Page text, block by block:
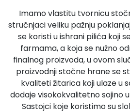
Imamo vlastitu tvornicu
stručnjaci veliku pažnju
se koristi u ishrani pilića koji
farmama, a koja se nužno
finalnog proizvoda, u ovom
proizvodnji stočne hrane se
kvaliteti žitarica koji ulaze u
dodaje visokokvalitetno sojino
Sastojci koje koristimo su